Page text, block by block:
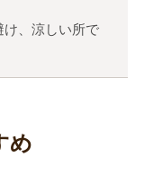
け、涼しい所で
め